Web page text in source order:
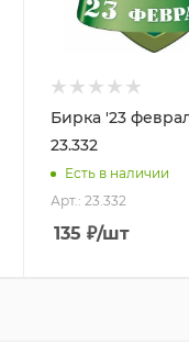
Бирка '23
23.332
Есть в наличии
Арт.: 23.332
135 ₽/шт